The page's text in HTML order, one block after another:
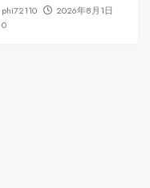
phi72110
2026年8月1日
0